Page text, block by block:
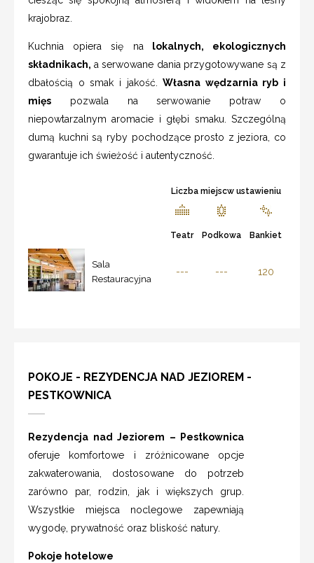
krajobraz.
Kuchnia opiera się na lokalnych, ekologicznych
składnikach, a serwowane dania przygotowywane są z
dbałością o smak i jakość.Własna wędzarnia ryb i
mięs pozwala na serwowanie potraw o
niepowtarzalnym aromacie i głębi smaku. Szczególną
dumą kuchni są ryby pochodzące prosto z jeziora, co
gwarantuje ich świeżość i autentyczność.
Liczba miejscw ustawieniu
Teatr Podkowa Bankiet
Sala
Restauracyjna
--- --- 120
POKOJE - REZYDENCJA NAD JEZIOREM -
PESTKOWNICA
Rezydencja nad Jeziorem – Pestkownica
oferuje komfortowe i zróżnicowane opcje
zakwaterowania, dostosowane do potrzeb
zarówno par, rodzin, jak i większych grup.
Wszystkie miejsca noclegowe zapewniają
wygodę, prywatność oraz bliskość natury.
Pokoje hotelowe